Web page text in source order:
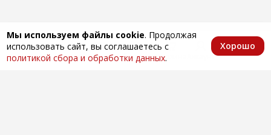
Мы используем файлы cookie. Продолжая
использовать сайт, вы соглашаетесь с
политикой сбора и обработки данных.
Хорошо
Главная КаталогИзбранноеКорзина Аккаунт